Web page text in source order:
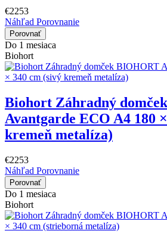
€2253
Náhľad Porovnanie
Porovnať
Do 1 mesiaca
Biohort
Biohort Záhradný
Avantgarde ECO A4 180
kremeň metalíza)
€2253
Náhľad Porovnanie
Porovnať
Do 1 mesiaca
Biohort